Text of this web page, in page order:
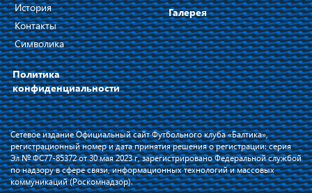
История
Контакты
Символика
Политика
конфиденциальности
Галерея
Сетевое издание Официальный сайт Футбольного клуба «Балтика»,
регистрационный номер и дата принятия решения о регистрации: серия
Эл № ФС77-85372 от 30 мая 2023 г, зарегистрировано Федеральной службой
по надзору в сфере связи, информационных технологий и массовых
коммуникаций (Роскомнадзор).